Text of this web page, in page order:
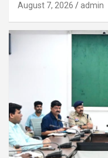
August 7, 2026 admin